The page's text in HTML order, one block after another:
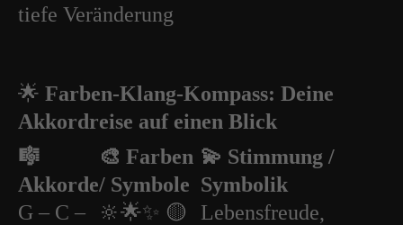
tiefe Veränderung
🌟 Farben-Klang-Kompass: Deine
Akkordreise auf einen Blick
🎼
Akkorde
🎨 Farben
/ Symbole
💫 Stimmung /
Symbolik
G – C –
🔆🌟✨ 🟡
Lebensfreude,